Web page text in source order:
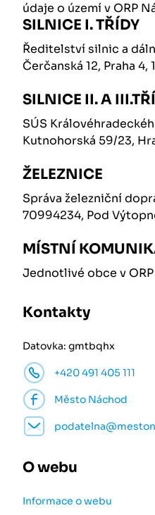
údaje o území v ORP
SILNICE I. TŘÍDY
Ředitelství silnic a
Čerčanská 12, Praha 4,
SILNICE II. A
SÚS
Kutnohorská 59/23,
ŽELEZNICE
Správa železniční
70994234, Pod
MÍSTNÍ
Jednotlivé obce v
Kontakty
Datovka: gmtbqhx
+420 491 405 111
Město Náchod
O webu
Informace o webu